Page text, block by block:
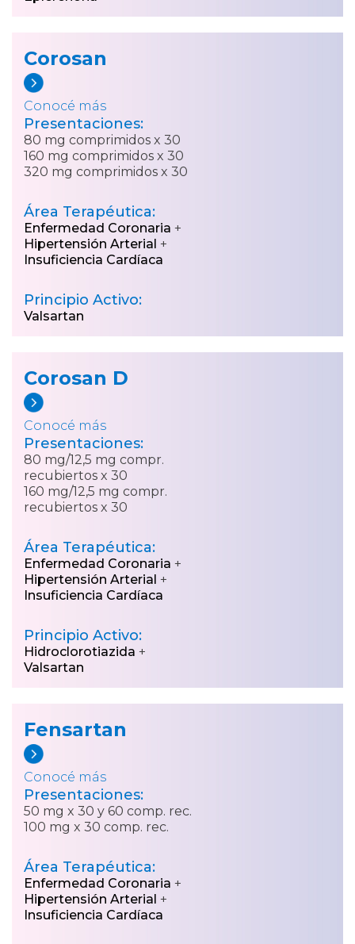
Corosan
Conocé más
Presentaciones:
80 mg comprimidos x 30
160 mg comprimidos x 30
320 mg comprimidos x 30
Área Terapéutica:
Enfermedad Coronaria +
Hipertensión Arterial +
Insuficiencia Cardíaca
Principio Activo:
Valsartan
Corosan D
Conocé más
Presentaciones:
80 mg/12,5 mg compr.
recubiertos x 30
160 mg/12,5 mg compr.
recubiertos x 30
Área Terapéutica:
Enfermedad Coronaria +
Hipertensión Arterial +
Insuficiencia Cardíaca
Principio Activo:
Hidroclorotiazida +
Valsartan
Fensartan
Conocé más
Presentaciones:
50 mg x 30 y 60 comp. rec.
100 mg x 30 comp. rec.
Área Terapéutica:
Enfermedad Coronaria +
Hipertensión Arterial +
Insuficiencia Cardíaca